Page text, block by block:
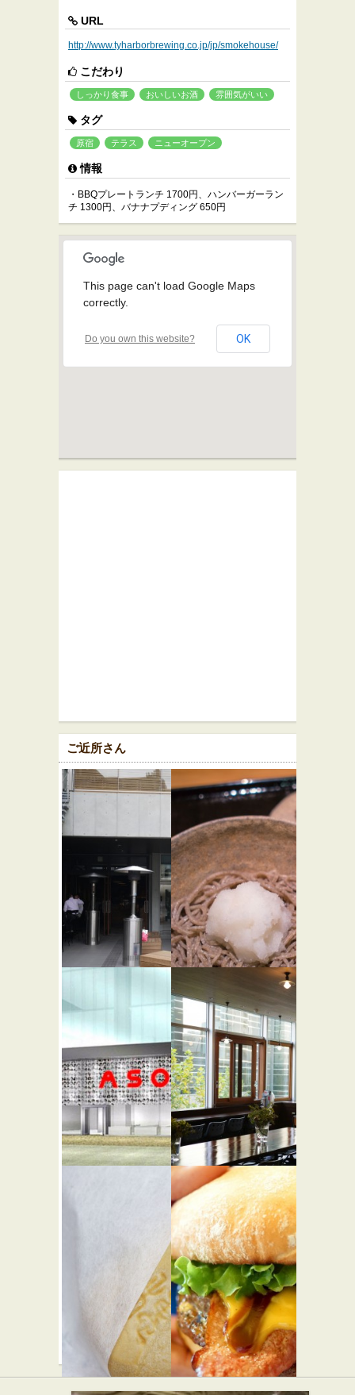
URL
http://www.tyharborbrewing.co.jp/jp/smokehouse/
こだわり
しっかり食事 おいしいお酒 雰囲気がいい
タグ
原宿 テラス ニューオープン
情報
・BBQプレートランチ 1700円、ハンバーガーラン
チ 1300円、バナナプディング 650円
This page can't load Google Maps
correctly.
Do you own this website? OK
ご近所さん
ザ・ロー
スタリー
★★☆
カフェ・喫茶店
玉笑 ★★☆
そば・うどん
レフェク
トワール
★★☆
カフェ・喫茶店
パン屋